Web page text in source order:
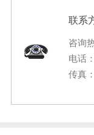
联系
咨询
电话
传真